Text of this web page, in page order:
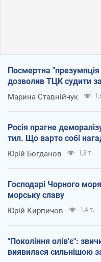
Посмертна "презумпція
дозволив ТЦК судити
Марина Ставнійчук
Росія прагне
тил. Що варто собі
Юрій Богданов 1,3 т.
Господарі Чорного
морську славу
Юрій Кирпичов 1,4 т.
"Покоління олів'є":
виявилася сильнішою